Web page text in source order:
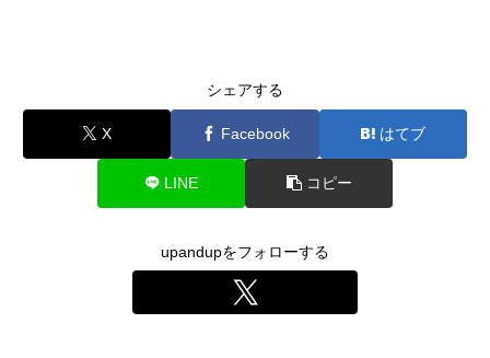
シェアする
X Facebook はてブ
LINE コピー
upandupをフォローする